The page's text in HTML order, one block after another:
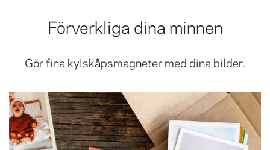
Förverkliga dina minnen
Gör fina kylskåpsmagneter med dina bilder.